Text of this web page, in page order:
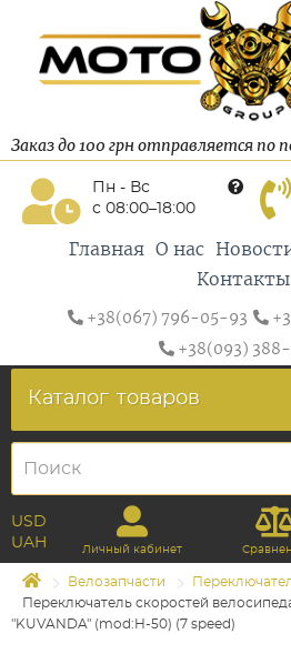
Заказ до 100 грн отправляется по
Пн - Вс
с 08:00–18:00
Главная О нас
Контакты
+38(067) 796-05-93
+38(093)
Каталог товаров
USD
UAH
Личный кабинет
Велозапчасти
Переключатель скоростей
"KUVANDA" (mod:H-50) (7 speed)